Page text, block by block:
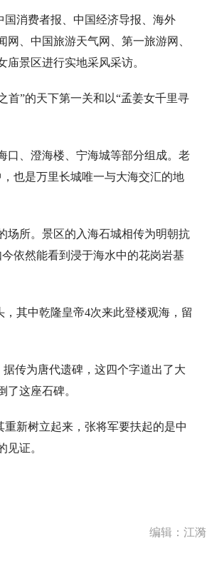
消费者报、中国经济导报、海外
、中国旅游天气网、第一旅游网、
景区进行实地采风采访。
首”的天下第一关和以“孟姜女千里寻
口、澄海楼、宁海城等部分组成。老
也是万里长城唯一与大海交汇的地
场所。景区的入海石城相传为明朝抗
依然能看到浸于海水中的花岗岩基
其中乾隆皇帝4次来此登楼观海，留
传为唐代遗碑，这四个字道出了大
了这座石碑。
新树立起来，张将军要扶起的是中
证。
编辑：江漪